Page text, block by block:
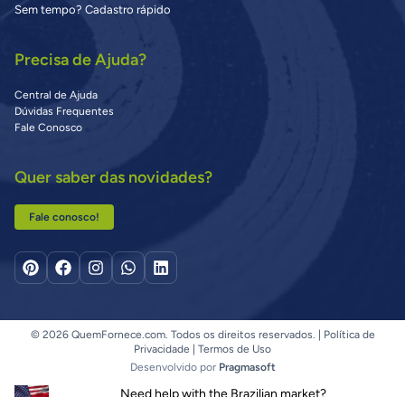
Sem tempo? Cadastro rápido
Precisa de Ajuda?
Central de Ajuda
Dúvidas Frequentes
Fale Conosco
Quer saber das novidades?
Fale conosco!
© 2026 QuemFornece.com. Todos os direitos reservados. |
Política de
Privacidade
Termos de Uso
Desenvolvido por Pragmasoft
Need help with the Brazilian market?